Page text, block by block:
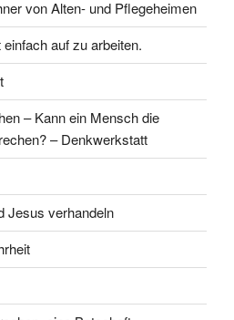
von Alten- und Pflegeheimen
auf zu arbeiten.
– Kann ein Mensch die
– Denkwerkstatt
Jesus verhandeln